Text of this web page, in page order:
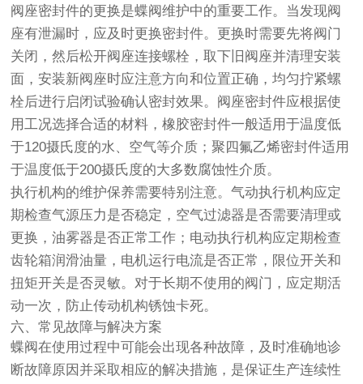
阀座密封件的更换是蝶阀维护中的重要工作。当发现阀
座有泄漏时，应及时更换密封件。更换时需要先将阀门
关闭，然后松开阀座连接螺栓，取下旧阀座并清理安装
面，安装新阀座时应注意方向和位置正确，均匀拧紧螺
栓后进行启闭试验确认密封效果。阀座密封件应根据使
用工况选择合适的材料，橡胶密封件一般适用于温度低
于120摄氏度的水、空气等介质；聚四氟乙烯密封件适用
于温度低于200摄氏度的大多数腐蚀性介质。
执行机构的维护保养需要特别注意。气动执行机构应定
期检查气源压力是否稳定，空气过滤器是否需要清理或
更换，油雾器是否正常工作；电动执行机构应定期检查
齿轮箱润滑油量，电机运行电流是否正常，限位开关和
扭矩开关是否灵敏。对于长期不使用的阀门，应定期活
动一次，防止传动机构锈蚀卡死。
六、常见故障与解决方案
蝶阀在使用过程中可能会出现各种故障，及时准确地诊
断故障原因并采取相应的解决措施，是保证生产连续性